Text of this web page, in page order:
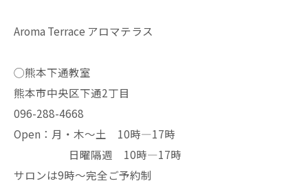
Aroma Terrace アロマテラス
◯熊本下通教室
熊本市中央区下通2丁目
096-288-4668
Open：月・木〜土 10時—17時
日曜隔週 10時—17時
サロンは9時〜完全ご予約制